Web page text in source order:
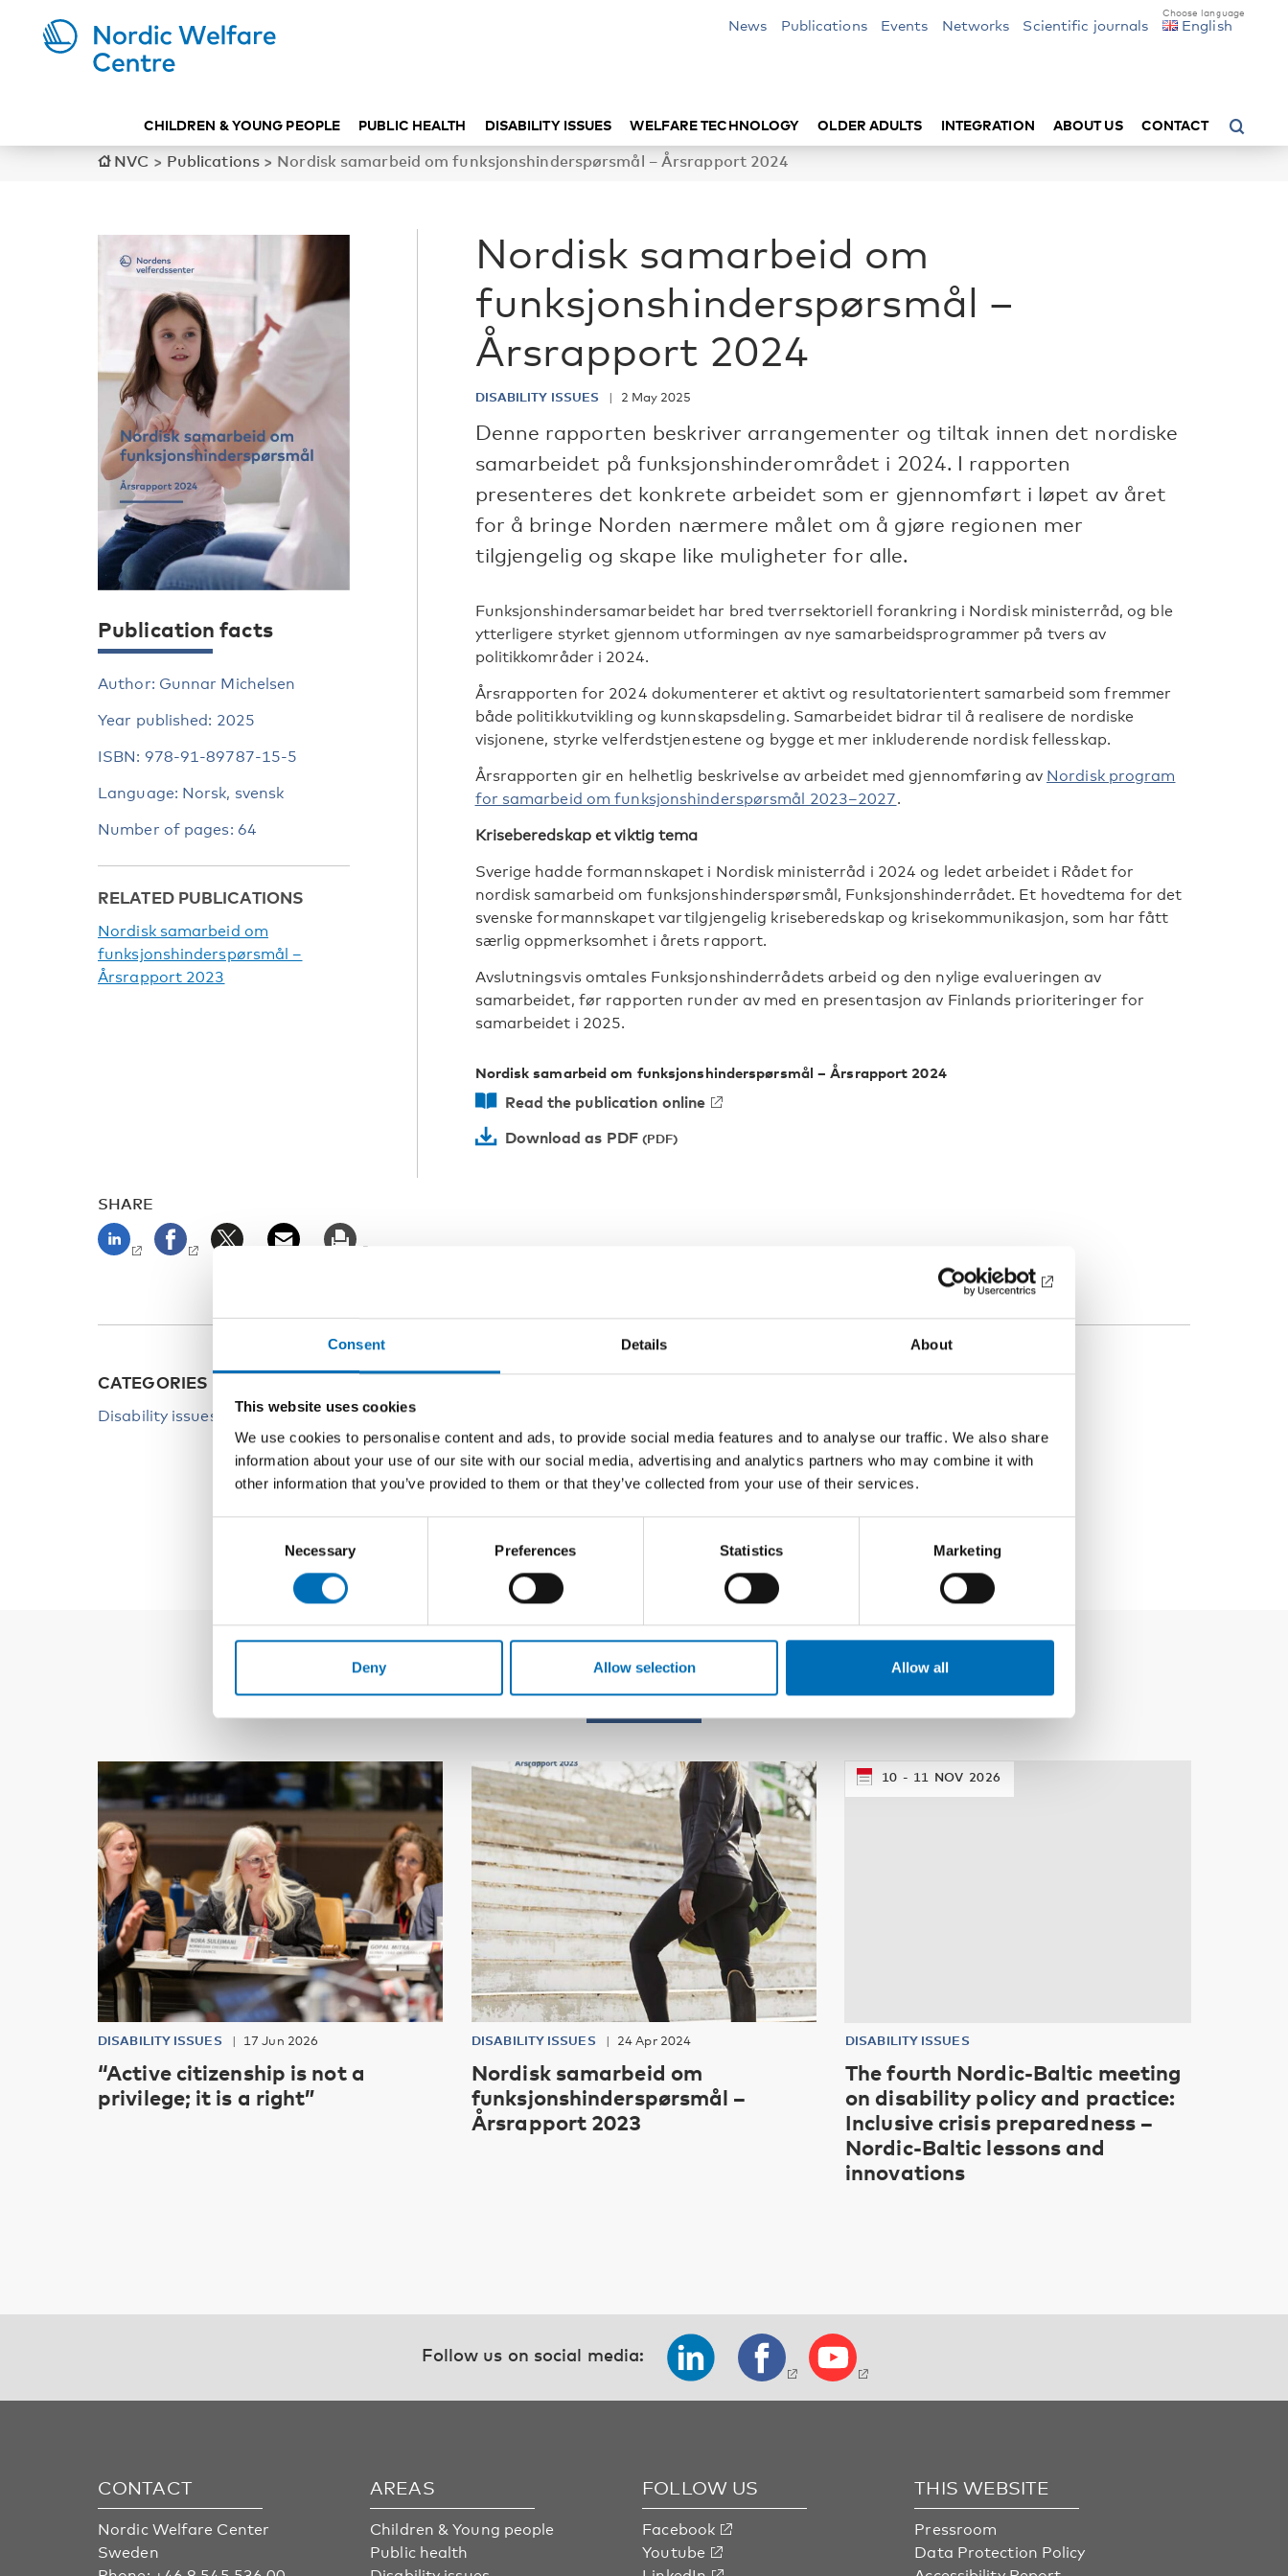
Consent Details About
This website uses cookies
We use cookies to personalise content and ads, to provide social media features and to analyse our traffic. We also share
information about your use of our site with our social media, advertising and analytics partners who may combine it with
other information that you’ve provided to them or that they’ve collected from your use of their services.
Necessary Preferences Statistics Marketing
Deny Allow selection Allow all
News Publications Events Networks Scientific journals English
CHILDREN & YOUNG PEOPLE PUBLIC HEALTH DISABILITY ISSUES WELFARE TECHNOLOGY OLDER ADULTS INTEGRATION ABOUT US CONTACT
NVC > Publications> Nordisk samarbeid om funksjonshinderspørsmål – Årsrapport 2024
Nordisk samarbeid om
funksjonshinderspørsmål –
Årsrapport 2024
DISABILITY ISSUES 2 May 2025
Denne rapporten beskriver arrangementer og tiltak innen det nordiske
samarbeidet på funksjonshinderområdet i 2024. I rapporten
presenteres det konkrete arbeidet som er gjennomført i løpet av året
for å bringe Norden nærmere målet om å gjøre regionen mer
tilgjengelig og skape like muligheter for alle.
Funksjonshindersamarbeidet har bred tverrsektoriell forankring i Nordisk ministerråd, og ble
ytterligere styrket gjennom utformingen av nye samarbeidsprogrammer på tvers av
politikkområder i 2024.
Årsrapporten for 2024 dokumenterer et aktivt og resultatorientert samarbeid som fremmer
både politikkutvikling og kunnskapsdeling. Samarbeidet bidrar til å realisere de nordiske
visjonene, styrke velferdstjenestene og bygge et mer inkluderende nordisk fellesskap.
Årsrapporten gir en helhetlig beskrivelse av arbeidet med gjennomføring av Nordisk program
for samarbeid om funksjonshinderspørsmål 2023–2027.
Kriseberedskap et viktig tema
Sverige hadde formannskapet i Nordisk ministerråd i 2024 og ledet arbeidet i Rådet for
nordisk samarbeid om funksjonshinderspørsmål, Funksjonshinderrådet. Et hovedtema for det
svenske formannskapet vartilgjengelig kriseberedskap og krisekommunikasjon, som har fått
særlig oppmerksomhet i årets rapport.
Avslutningsvis omtales Funksjonshinderrådets arbeid og den nylige evalueringen av
samarbeidet, før rapporten runder av med en presentasjon av Finlands prioriteringer for
samarbeidet i 2025.
Nordisk samarbeid om funksjonshinderspørsmål – Årsrapport 2024
Read the publication online
Download as PDF
Publication facts
Author: Gunnar Michelsen
Year published: 2025
ISBN: 978-91-89787-15-5
Language: Norsk, svensk
Number of pages: 64
RELATED PUBLICATIONS
Nordisk samarbeid om
funksjonshinderspørsmål –
Årsrapport 2023
SHARE
CATEGORIES
Disability issues
Disability
The Council for Nordic
Cooperation on
Disability
Related content
DISABILITY ISSUES 17 Jun 2026
“Active citizenship is not a
privilege; it is a right”
DISABILITY ISSUES 24 Apr 2024
Nordisk samarbeid om
funksjonshinderspørsmål –
Årsrapport 2023
10 11 NOV 2026
DISABILITY ISSUES
The fourth Nordic-Baltic meeting
on disability policy and practice:
Inclusive crisis preparedness –
Nordic-Baltic lessons and
innovations
Follow us on social media:
CONTACT
Nordic Welfare Center
Sweden
AREAS
Children & Young people
Public health
FOLLOW US
Facebook
Youtube
THIS WEBSITE
Pressroom
Data Protection Policy